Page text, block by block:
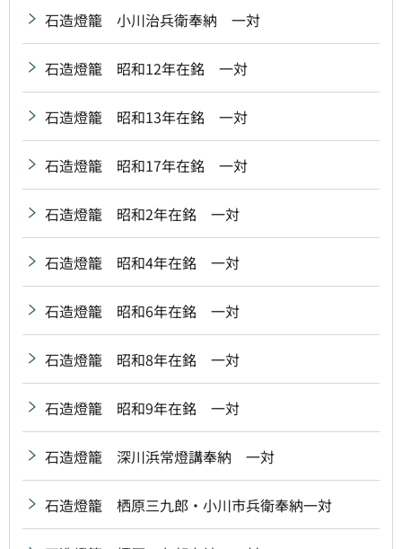
石造燈籠 小川治兵衛奉納 一対
石造燈籠 昭和12年在銘 一対
石造燈籠 昭和13年在銘 一対
石造燈籠 昭和17年在銘 一対
石造燈籠 昭和2年在銘 一対
石造燈籠 昭和4年在銘 一対
石造燈籠 昭和6年在銘 一対
石造燈籠 昭和8年在銘 一対
石造燈籠 昭和9年在銘 一対
石造燈籠 深川浜常燈講奉納 一対
石造燈籠 栖原三九郎・小川市兵衛奉納一対